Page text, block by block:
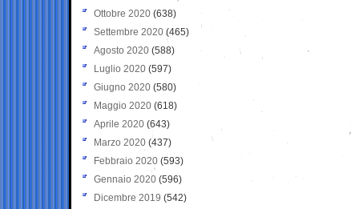
Ottobre 2020 (638)
Settembre 2020(465)
Agosto 2020 (588)
Luglio 2020 (597)
Giugno 2020 (580)
Maggio 2020 (618)
Aprile 2020 (643)
Marzo 2020 (437)
Febbraio 2020 (593)
Gennaio 2020 (596)
Dicembre 2019 (542)